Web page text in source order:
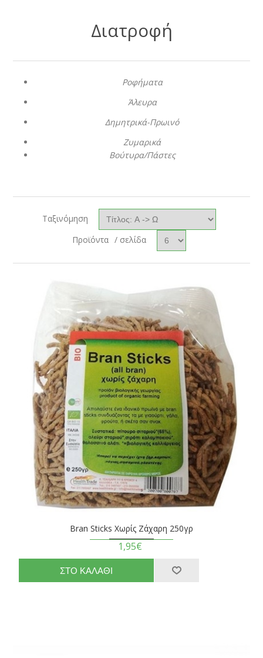
Διατροφή
Ροφήματα
Άλευρα
Δημητρικά-Πρωινό
Ζυμαρικά
Βούτυρα/Πάστες
Ταξινόμηση
Προϊόντα / σελίδα
Bran Sticks Χωρίς Ζάχαρη 250γρ
1,95€